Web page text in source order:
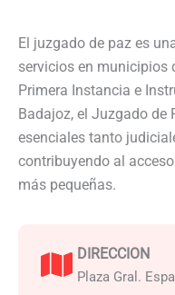
El juzgado de paz es
servicios en municipios
Primera Instancia e
Badajoz, el Juzgado de
esenciales tanto
contribuyendo al
más pequeñas.
DIRECCION
Plaza Gral.